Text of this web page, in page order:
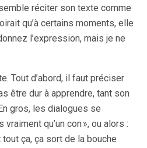
réciter son texte comme
qu’à certains moments, elle
l’expression, mais je ne
Tout d’abord, il faut préciser
être dur à apprendre, tant son
gros, les dialogues se
qu’un con », ou alors :
tout ça, ça sort de la bouche